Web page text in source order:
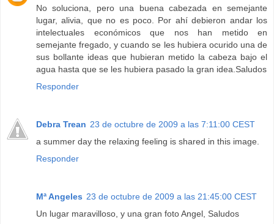
No soluciona, pero una buena cabezada en semejante
lugar, alivia, que no es poco. Por ahí debieron andar los
intelectuales económicos que nos han metido en
semejante fregado, y cuando se les hubiera ocurido una de
sus bollante ideas que hubieran metido la cabeza bajo el
agua hasta que se les hubiera pasado la gran idea.Saludos
Responder
Debra Trean 23 de octubre de 2009 a las 7:11:00 CEST
a summer day the relaxing feeling is shared in this image.
Responder
Mª Angeles 23 de octubre de 2009 a las 21:45:00 CEST
Un lugar maravilloso, y una gran foto Angel, Saludos